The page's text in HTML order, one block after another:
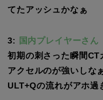
てたアッシュかなぁ
3:
国内プレイヤーさん
初期の刺さった瞬間
アクセルのが強いしな
ULT+Qの流れがアホ過